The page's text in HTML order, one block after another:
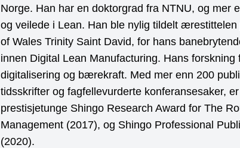
Norge. Han har en doktorgrad fra NTNU, og mer
og veilede i Lean. Han ble nylig tildelt
of Wales Trinity Saint David, for hans
innen Digital Lean Manufacturing. Hans
digitalisering og bærekraft. Med mer enn 200
tidsskrifter og fagfellevurderte konferansesaker,
prestisjetunge Shingo Research Award for The
Management (2017), og Shingo Professional
(2020).